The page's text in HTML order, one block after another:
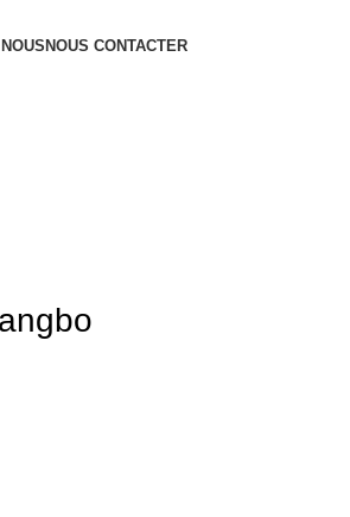
NOUS CONTACTER